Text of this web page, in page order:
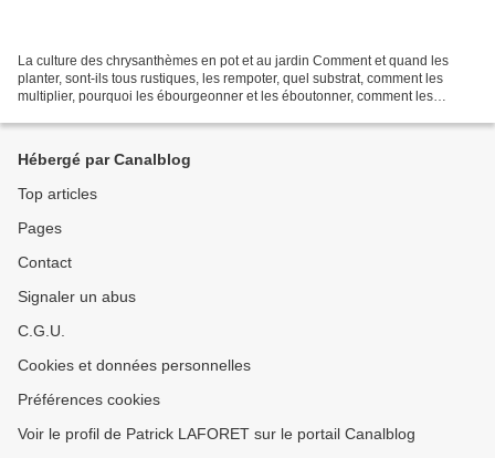
La culture des chrysanthèmes en pot et au jardin Comment et quand les
planter, sont-ils tous rustiques, les rempoter, quel substrat, comment les
multiplier, pourquoi les ébourgeonner et les éboutonner, comment les
Hébergé par Canalblog
Top articles
Pages
Contact
Signaler un abus
C.G.U.
Cookies et données personnelles
Préférences cookies
Voir le profil de Patrick LAFORET sur le portail Canalblog